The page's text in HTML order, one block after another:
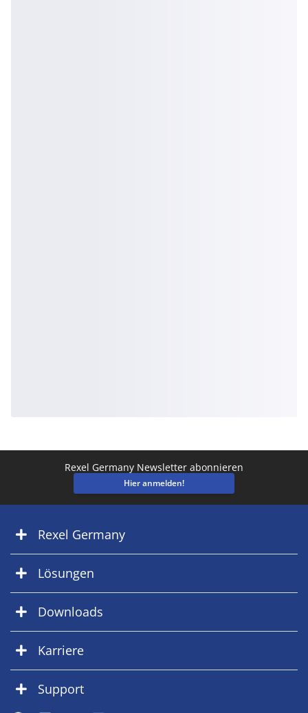
Rexel Germany Newsletter abonnieren
Hier anmelden!
Rexel Germany
Lösungen
Downloads
Karriere
Support